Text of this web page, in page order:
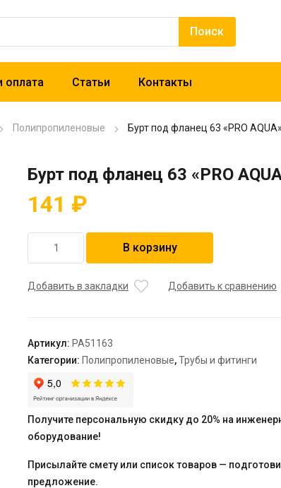
оплата Статьи Контакты
Полипропиленовые Бурт под фланец 63 «PRO AQUA»
Бурт под фланец 63 «PRO
141 ₽
товара
под
AQUA"
В корзину
Добавить в закладки Добавить к сравнению
Артикул: PA51163
Категории: Полипропиленовые,Трубы и фитинги
Получите персональную скидку до 20% на
оборудование!
Присылайте смету или список товаров —
предложение.